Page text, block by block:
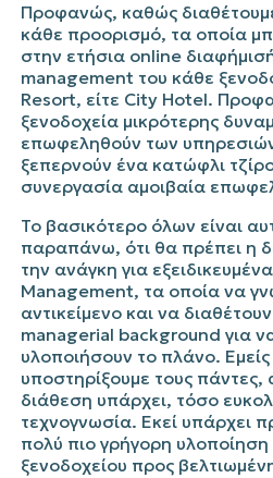
Προφανώς, καθώς
κάθε προορισμό, τα οποία
στην ετήσια online
management του κάθε
Resort, είτε City Hotel.
ξενοδοχεία μικρότερης
επωφεληθούν των
ξεπερνούν ένα κατώφλι
συνεργασία αμοιβαία
Το βασικότερο όλων είναι
παραπάνω, ότι θα πρέπει η
την ανάγκη για
Management, τα οποία να
αντικείμενο και να
managerial background για
υλοποιήσουν το πλάνο.
υποστηρίξουμε τους
διάθεση υπάρχει, τόσο
τεχνογνωσία. Εκεί υπάρχει
πολύ πιο γρήγορη
ξενοδοχείου προς